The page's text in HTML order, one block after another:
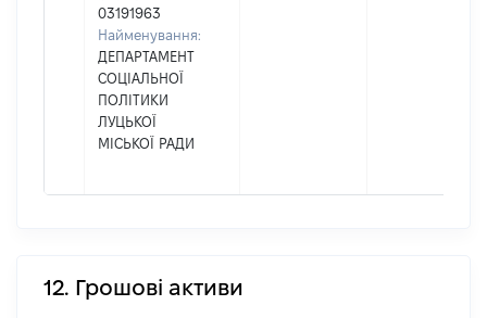
03191963
Найменування:
ДЕПАРТАМЕНТ
СОЦІАЛЬНОЇ
ПОЛІТИКИ
ЛУЦЬКОЇ
МІСЬКОЇ РАДИ
12. Грошові активи